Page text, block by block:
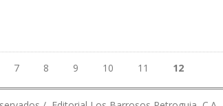
7 8 9 10 11 12